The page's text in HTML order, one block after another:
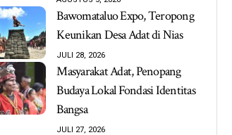
Bawomataluo Expo, Teropong
Keunikan Desa Adat di Nias
JULI 28, 2026
Masyarakat Adat, Penopang
Budaya Lokal Fondasi Identitas
Bangsa
JULI 27, 2026